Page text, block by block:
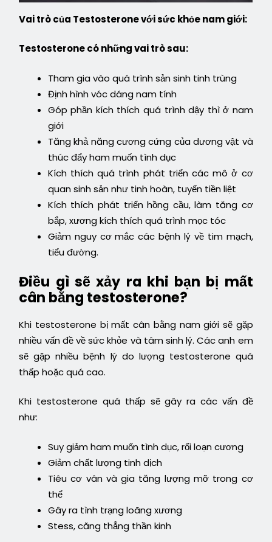
Vai trò của Testosterone với sức khỏe nam giới:
Testosterone có những vai trò sau:
Tham gia vào quá trình sản sinh tinh trùng
Định hình vóc dáng nam tính
Góp phần kích thích quá trình dậy thì ở nam
giới
Tăng khả năng cương cứng của dương vật và
thúc đẩy ham muốn tình dục
Kích thích quá trình phát triển các mô ở cơ
quan sinh sản như tinh hoàn, tuyến tiền liệt
Kích thích phát triển hồng cầu, làm tăng cơ
bắp, xương kích thích quá trình mọc tóc
Giảm nguy cơ mắc các bệnh lý về tim mạch,
tiểu đường.
Điều gì sẽ xảy ra khi bạn bị mất
cân bằng testosterone?
Khi testosterone bị mất cân bằng nam giới sẽ gặp
nhiều vấn đề về sức khỏe và tâm sinh lý. Các anh em
sẽ gặp nhiều bệnh lý do lượng testosterone quá
thấp hoặc quá cao.
Khi testosterone quá thấp sẽ gây ra các vấn đề
như:
Suy giảm ham muốn tình dục, rối loạn cương
Giảm chất lượng tinh dịch
Tiêu cơ vân và gia tăng lượng mỡ trong cơ
thể
Gây ra tình trạng loãng xương
Stess, căng thẳng thần kinh